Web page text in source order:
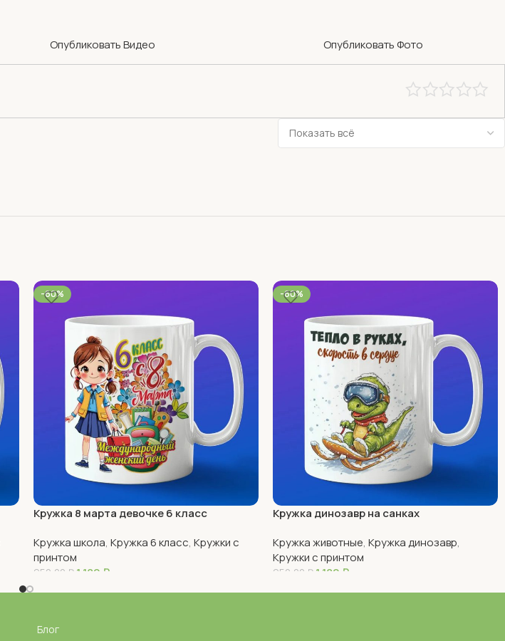
Опубликовать Видео Опубликовать Фото
-60%
Кружка 8 марта девочке 6 класс
Кружка школа, Кружка 6 класс, Кружки с
принтом
950,00 ₽ 1 180 ₽
В Корзину
-60%
Кружка динозавр на санках
Кружка животные, Кружка динозавр,
Кружки с принтом
950,00 ₽ 1 180 ₽
В Корзину
Блог